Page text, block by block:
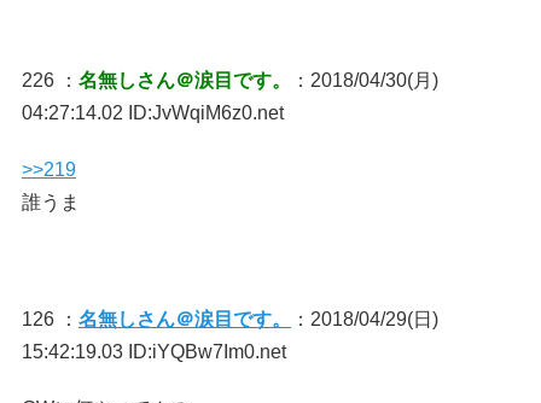
226 ： 名無しさん＠涙目です。
：2018/04/30(月)
04:27:14.02 ID:JvWqiM6z0.net
>>219
誰うま
126 ： 名無しさん＠涙目です。
：2018/04/29(日)
15:42:19.03 ID:iYQBw7Im0.net